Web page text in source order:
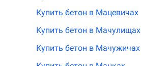
Купить бетон в Мацевичах
Купить бетон в Мачулищах
Купить бетон в Мачужичах